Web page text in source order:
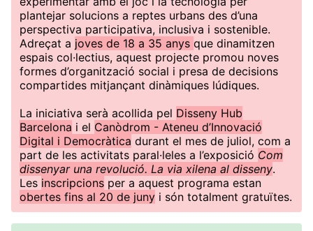
plantejar solucions a reptes urbans des d’una
perspectiva participativa, inclusiva i sostenible.
Adreçat a joves de 18 a 35 anys que dinamitzen
espais col·lectius, aquest projecte promou noves
formes d’organització social i presa de decisions
compartides mitjançant dinàmiques lúdiques.
La iniciativa serà acollida pel Disseny Hub
Barcelona i el Canòdrom - Ateneu d’Innovació
Digital i Democràtica durant el mes de juliol, com a
part de les activitats paral·leles a l’exposició Com
dissenyar una revolució. La via xilena al disseny.
Les inscripcions per a aquest programa estan
obertes fins al 20 de juny i són totalment gratuïtes.